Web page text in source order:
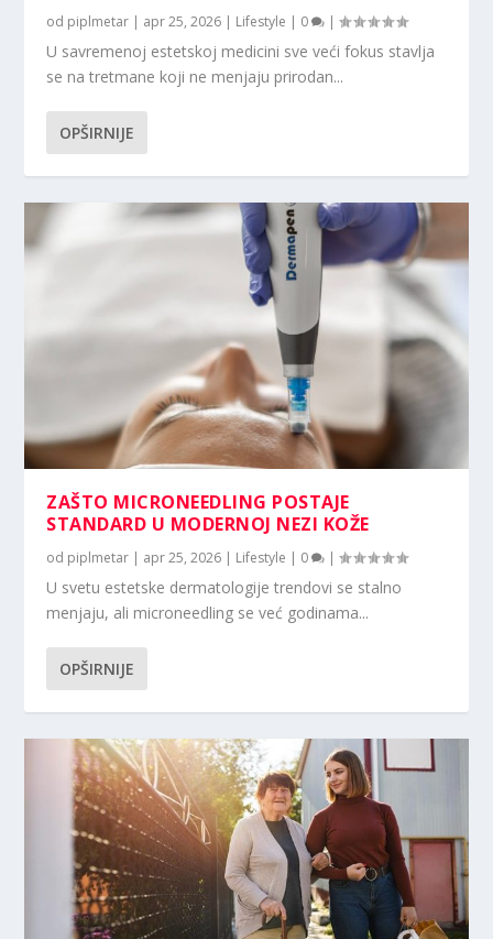
od piplmetar | apr 25, 2026 | Lifestyle | 0 |
U savremenoj estetskoj medicini sve veći fokus stavlja
se na tretmane koji ne menjaju prirodan...
OPŠIRNIJE
ZAŠTO MICRONEEDLING POSTAJE
STANDARD U MODERNOJ NEZI KOŽE
od piplmetar | apr 25, 2026 | Lifestyle | 0 |
U svetu estetske dermatologije trendovi se stalno
menjaju, ali microneedling se već godinama...
OPŠIRNIJE